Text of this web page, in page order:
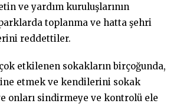
ve yardım kuruluşlarının
toplanma ve hatta şehri
reddettiler.
etkilenen sokakların birçoğunda,
etmek ve kendilerini sokak
onları sindirmeye ve kontrolü ele